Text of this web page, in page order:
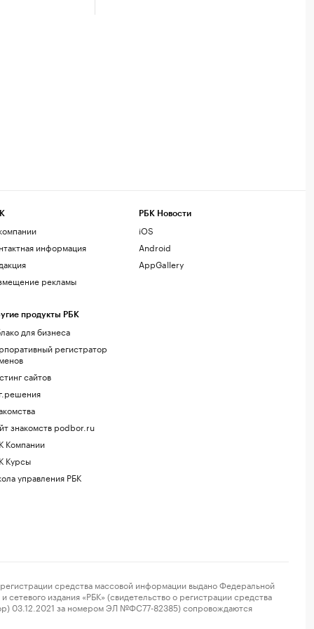
информация
рекламы
продукты РБК
для бизнеса
регистратор
сайтов
знакомств podbor.ru
Компании
Курсы
управления РБК
РБК Новости
iOS
Android
AppGallery
средства массовой информации выдано Федеральной
издания «РБК» (свидетельство о регистрации средства
03.12.2021 за номером ЭЛ №ФС77-82385) сопровождаются